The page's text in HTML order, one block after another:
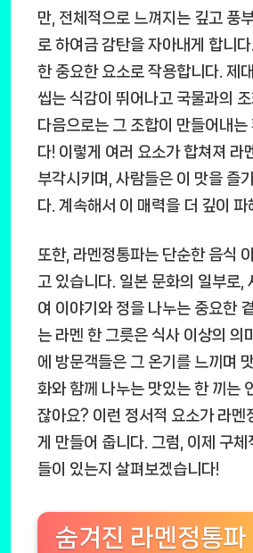
만, 전체적으로 느껴지는 깊고 풍
로 하여금 감탄을 자아내게 합니
한 중요한 요소로 작용합니다. 제
씹는 식감이 뛰어나고 국물과의
다음으로는 그 조합이 만들어내는
다! 이렇게 여러 요소가 합쳐져 라
부각시키며, 사람들은 이 맛을 즐
다. 계속해서 이 매력을 더 깊이 파
또한, 라멘정통파는 단순한 음식
고 있습니다. 일본 문화의 일부로,
여 이야기와 정을 나누는 중요한
는 라멘 한 그릇은 식사 이상의 의
에 방문객들은 그 온기를 느끼며
화와 함께 나누는 맛있는 한 끼는
잖아요? 이런 정서적 요소가 라멘
게 만들어 줍니다. 그럼, 이제 구체
들이 있는지 살펴보겠습니다!
숨겨진 라멘정통파